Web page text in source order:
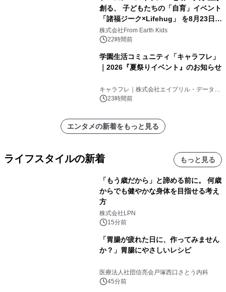
創る、 子どもたちの「自育」イベント
「諸福ジーク×Lifehug」 を8月23日
(日)開催
株式会社From Earth Kids
22時間前
学園生活コミュニティ「キャラフレ」
｜2026『夏祭りイベント』のお知らせ
キャラフレ｜株式会社エイプリル・データ・
デザインズ
23時間前
エンタメの新着をもっと見る
ライフスタイルの新着 もっと見る
「もう歳だから」と諦める前に。 何歳
からでも健やかな身体を目指せる考え
方
株式会社LPN
15分前
「胃腸が疲れた日に、作ってみません
か？」胃腸にやさしいレシピ
医療法人社団信亮会戸塚西口さとう内科
45分前